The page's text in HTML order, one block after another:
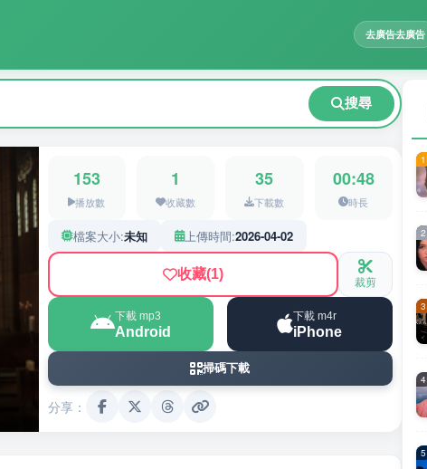
去廣告去廣告
搜尋
153
播放數
1
收藏數
35
下載數
00:48
時長
檔案大小:未知 上傳時間:2026-04-02
收藏(1) 裁剪
下載 mp3
Android
下載 m4r
iPhone
掃碼下載
分享：
1
2
3
4
5